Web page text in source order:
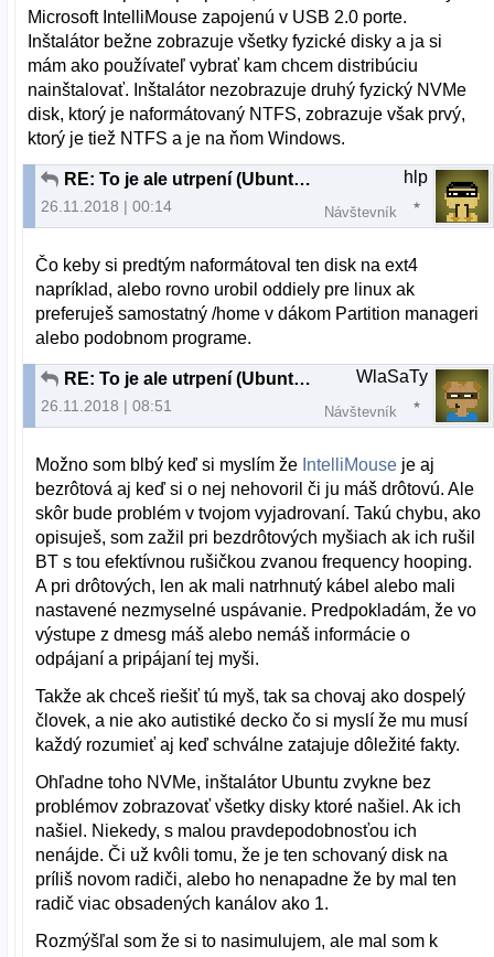
Microsoft IntelliMouse zapojenú v USB 2.0 porte.
Inštalátor bežne zobrazuje všetky fyzické disky a ja si
mám ako používateľ vybrať kam chcem distribúciu
nainštalovať. Inštalátor nezobrazuje druhý fyzický NVMe
disk, ktorý je naformátovaný NTFS, zobrazuje však prvý,
ktorý je tiež NTFS a je na ňom Windows.
RE: To je ale utrpení (Ubuntu 18.04.1)
26.11.2018 | 00:14
hlp
Návštevník
Čo keby si predtým naformátoval ten disk na ext4
napríklad, alebo rovno urobil oddiely pre linux ak
preferuješ samostatný /home v dákom Partition manageri
alebo podobnom programe.
RE: To je ale utrpení (Ubuntu 18.04.1)
26.11.2018 | 08:51
WlaSaTy
Návštevník
Možno som blbý keď si myslím že IntelliMouse je aj
bezrôtová aj keď si o nej nehovoril či ju máš drôtovú. Ale
skôr bude problém v tvojom vyjadrovaní. Takú chybu, ako
opisuješ, som zažil pri bezdrôtových myšiach ak ich rušil
BT s tou efektívnou rušičkou zvanou frequency hooping.
A pri drôtových, len ak mali natrhnutý kábel alebo mali
nastavené nezmyselné uspávanie. Predpokladám, že vo
výstupe z dmesg máš alebo nemáš informácie o
odpájaní a pripájaní tej myši.
Takže ak chceš riešiť tú myš, tak sa chovaj ako dospelý
človek, a nie ako autistiké decko čo si myslí že mu musí
každý rozumieť aj keď schválne zatajuje dôležité fakty.
Ohľadne toho NVMe, inštalátor Ubuntu zvykne bez
problémov zobrazovať všetky disky ktoré našiel. Ak ich
našiel. Niekedy, s malou pravdepodobnosťou ich
nenájde. Či už kvôli tomu, že je ten schovaný disk na
príliš novom radiči, alebo ho nenapadne že by mal ten
radič viac obsadených kanálov ako 1.
Rozmýšľal som že si to nasimulujem, ale mal som k